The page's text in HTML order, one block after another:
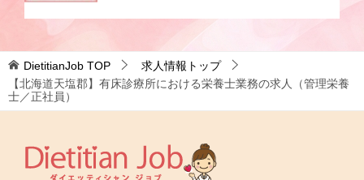
DietitianJob TOP
求人情報トップ
【北海道天塩郡】有床診療所における栄養士業務の求人（管理栄養
士／正社員）